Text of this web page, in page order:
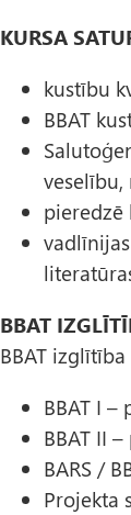
KURSA
kustību
BBAT
pieredzē
BBAT
BBAT
BBAT I
BBAT II
BARS /
Projekta